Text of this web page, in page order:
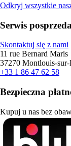
Odkryj wszystkie
Serwis
Skontaktuj się z nami
11 rue Bernard Maris
37270 Montlouis-
+33 1 86 47 62 58
Bezpieczna
Kupuj u nas bez